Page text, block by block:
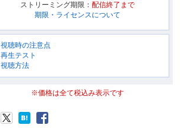
ストリーミング期限： 配信終了まで
期限・ライセンスについて
視聴時の注意点
再生テスト
視聴方法
※価格は全て税込み表示です